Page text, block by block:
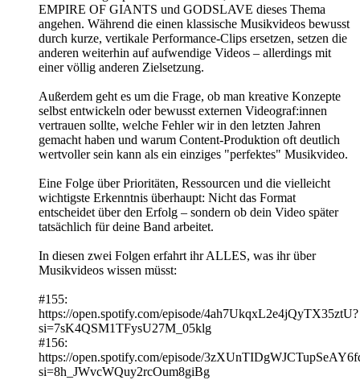
EMPIRE OF GIANTS und GODSLAVE dieses Thema
angehen. Während die einen klassische Musikvideos bewusst
durch kurze, vertikale Performance-Clips ersetzen, setzen die
anderen weiterhin auf aufwendige Videos – allerdings mit
einer völlig anderen Zielsetzung.
Außerdem geht es um die Frage, ob man kreative Konzepte
selbst entwickeln oder bewusst externen Videograf:innen
vertrauen sollte, welche Fehler wir in den letzten Jahren
gemacht haben und warum Content-Produktion oft deutlich
wertvoller sein kann als ein einziges "perfektes" Musikvideo.
Eine Folge über Prioritäten, Ressourcen und die vielleicht
wichtigste Erkenntnis überhaupt: Nicht das Format
entscheidet über den Erfolg – sondern ob dein Video später
tatsächlich für deine Band arbeitet.
In diesen zwei Folgen erfahrt ihr ALLES, was ihr über
Musikvideos wissen müsst:
#155:
https://open.spotify.com/episode/4ah7UkqxL2e4jQyTX35ztU?
si=7sK4QSM1TFysU27M_05klg
#156:
https://open.spotify.com/episode/
si=8h_JWvcWQuy2rcOum8giBg